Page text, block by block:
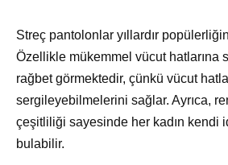
Streç pantolonlar yıllardır
Özellikle mükemmel vücut hatlarına
rağbet görmektedir, çünkü vücut
sergileyebilmelerini sağlar. Ayrıca,
çeşitliliği sayesinde her kadın kendi
bulabilir.